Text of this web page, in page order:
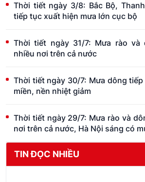
Thời tiết ngày 3/8: Bắc Bộ,
tiếp tục xuất hiện mưa lớn cục bộ
Thời tiết ngày 31/7: Mưa rào
nhiều nơi trên cả nước
Thời tiết ngày 30/7: Mưa dông
miền, nền nhiệt giảm
Thời tiết ngày 29/7: Mưa rào và
nơi trên cả nước, Hà Nội sáng có
TIN ĐỌC NHIỀU